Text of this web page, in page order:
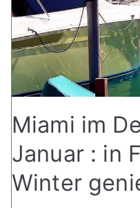
Miami im
Januar : in
Winter